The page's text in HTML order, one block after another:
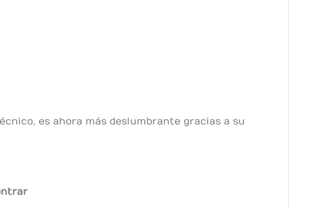
es ahora más deslumbrante gracias a su